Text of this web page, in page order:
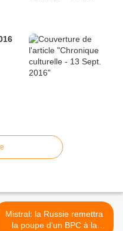
Mistral: la Russie remettra
la poupe d'un BPC à la